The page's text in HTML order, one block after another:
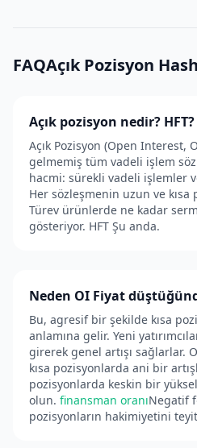
FAQAçık Pozisyon
Açık pozisyon nedir? HFT?
Açık Pozisyon (Open Interest,
gelmemiş tüm vadeli işlem
hacmi: sürekli vadeli işlemler
Her sözleşmenin uzun ve kısa
Türev ürünlerde ne kadar
gösteriyor. HFT Şu anda.
Neden OI Fiyat
Bu, agresif bir şekilde kısa
anlamına gelir. Yeni
girerek genel artışı sağlarlar.
kısa pozisyonlarda ani bir
pozisyonlarda keskin bir
olun. finansman oranıNegatif
pozisyonların hakimiyetini